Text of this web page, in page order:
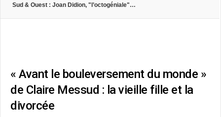
Sud & Ouest : Joan Didion, "l’octogéniale"…
« Avant le bouleversement du monde »
de Claire Messud : la vieille fille et la
divorcée